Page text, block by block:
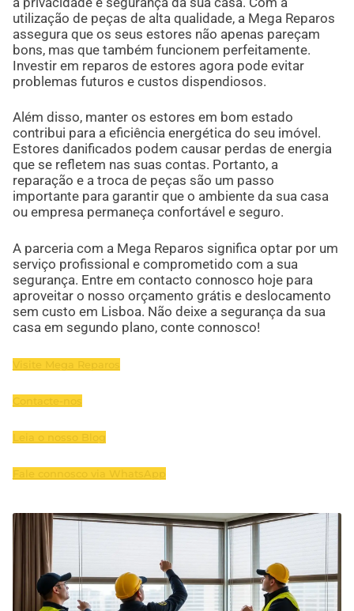
utilização de peças de alta qualidade, a Mega Reparos
assegura que os seus estores não apenas pareçam
bons, mas que também funcionem perfeitamente.
Investir em reparos de estores agora pode evitar
problemas futuros e custos dispendiosos.
Além disso, manter os estores em bom estado
contribui para a eficiência energética do seu imóvel.
Estores danificados podem causar perdas de energia
que se refletem nas suas contas. Portanto, a
reparação e a troca de peças são um passo
importante para garantir que o ambiente da sua casa
ou empresa permaneça confortável e seguro.
A parceria com a Mega Reparos significa optar por um
serviço profissional e comprometido com a sua
segurança. Entre em contacto connosco hoje para
aproveitar o nosso orçamento grátis e deslocamento
sem custo em Lisboa. Não deixe a segurança da sua
casa em segundo plano, conte connosco!